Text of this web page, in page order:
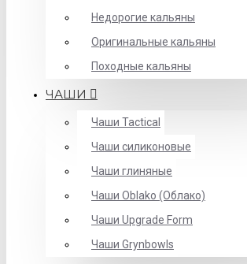
Недорогие кальяны
Оригинальные кальяны
Походные кальяны
ЧАШИ
Чаши Tactical
Чаши силиконовые
Чаши глиняные
Чаши Oblako (Облако)
Чаши Upgrade Form
Чаши Grynbowls